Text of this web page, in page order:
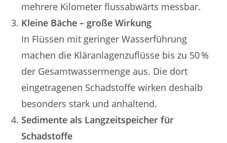
mehrere Kilometer flussabwärts messbar.
Kleine Bäche – große Wirkung
In Flüssen mit geringer Wasserführung
machen die Kläranlagenzuflüsse bis zu 50 %
der Gesamtwassermenge aus. Die dort
eingetragenen Schadstoffe wirken deshalb
besonders stark und anhaltend.
Sedimente als Langzeitspeicher für
Schadstoffe